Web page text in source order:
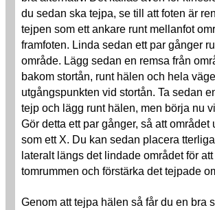
du sedan ska tejpa, se till att foten är
tejpen som ett ankare runt mellanfot
framfoten. Linda sedan ett par gånger
område. Lägg sedan en remsa från
bakom stortån, runt hälen och hela
utgångspunkten vid stortån. Ta sedan
tejp och lägg runt hälen, men börja nu
Gör detta ett par gånger, så att området
som ett X. Du kan sedan placera
lateralt längs det lindade området för
tomrummen och förstärka det tejpade
Genom att tejpa hälen så får du en bra